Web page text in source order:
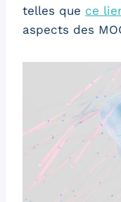
telles que ce
aspects des